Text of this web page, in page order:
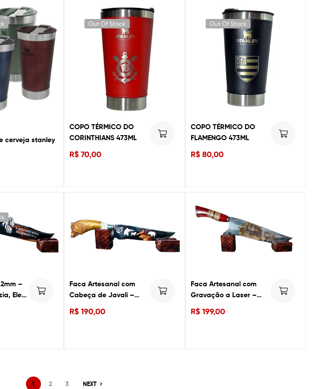
cerveja stanley
Out Of Stock
COPO TÉRMICO DO
CORINTHIANS 473ML
R$ 70,00
Out Of Stock
COPO TÉRMICO DO
FLAMENGO 473ML
R$80,00
–
Ele
Faca Artesanal com
Cabeça de Javali –
Arte e Precisão na
Lâmina
R$ 190,00
Faca Artesanal com
Gravação a Laser –
Imagem de Cristo
R$199,00
1 2 3 NEXT